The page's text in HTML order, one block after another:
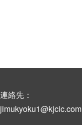
連絡先：
jimukyoku1@kjcic.com